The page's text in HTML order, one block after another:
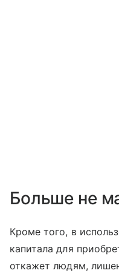
Больше не
Кроме того, в
капитала для
откажет людям,